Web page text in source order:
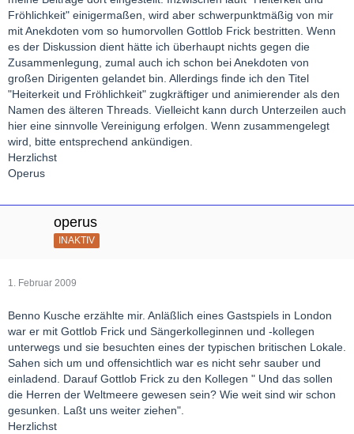
Fröhlichkeit" einigermaßen, wird aber schwerpunktmäßig von mir
mit Anekdoten vom so humorvollen Gottlob Frick bestritten. Wenn
es der Diskussion dient hätte ich überhaupt nichts gegen die
Zusammenlegung, zumal auch ich schon bei Anekdoten von
großen Dirigenten gelandet bin. Allerdings finde ich den Titel
"Heiterkeit und Fröhlichkeit" zugkräftiger und animierender als den
Namen des älteren Threads. Vielleicht kann durch Unterzeilen auch
hier eine sinnvolle Vereinigung erfolgen. Wenn zusammengelegt
wird, bitte entsprechend ankündigen.
Herzlichst
Operus
operus
INAKTIV
1. Februar 2009
Benno Kusche erzählte mir. Anläßlich eines Gastspiels in London
war er mit Gottlob Frick und Sängerkolleginnen und -kollegen
unterwegs und sie besuchten eines der typischen britischen Lokale.
Sahen sich um und offensichtlich war es nicht sehr sauber und
einladend. Darauf Gottlob Frick zu den Kollegen " Und das sollen
die Herren der Weltmeere gewesen sein? Wie weit sind wir schon
gesunken. Laßt uns weiter ziehen".
Herzlichst